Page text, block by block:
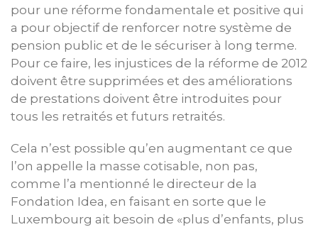
pour une réforme fondamentale et positive qui
a pour objectif de renforcer notre système de
pension public et de le sécuriser à long terme.
Pour ce faire, les injustices de la réforme de 2012
doivent être supprimées et des améliorations
de prestations doivent être introduites pour
tous les retraités et futurs retraités.
Cela n’est possible qu’en augmentant ce que
l’on appelle la masse cotisable, non pas,
comme l’a mentionné le directeur de la
Fondation Idea, en faisant en sorte que le
Luxembourg ait besoin de «plus d’enfants, plus